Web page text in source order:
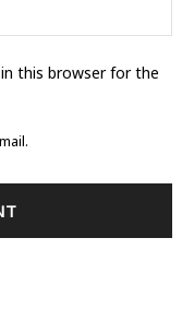
this browser for the